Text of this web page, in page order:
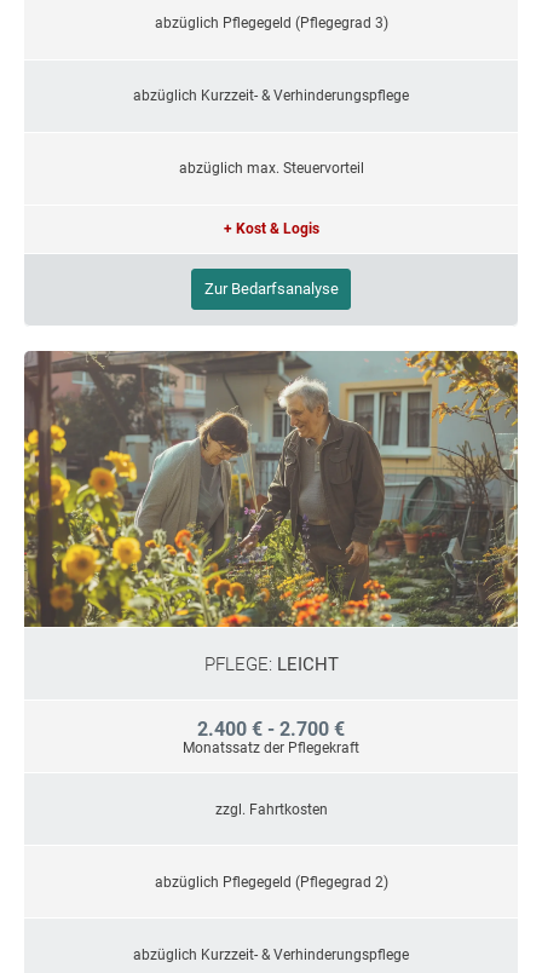
abzüglich Pflegegeld (Pflegegrad 3)
abzüglich Kurzzeit- & Verhinderungspflege
abzüglich max. Steuervorteil
+ Kost & Logis
Zur Bedarfsanalyse
PFLEGE: LEICHT
2.400 € - 2.700 €
Monatssatz der Pflegekraft
zzgl. Fahrtkosten
abzüglich Pflegegeld (Pflegegrad 2)
abzüglich Kurzzeit- & Verhinderungspflege